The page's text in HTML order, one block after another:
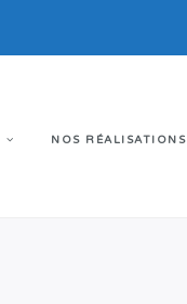
NOS RÉALISATIONS